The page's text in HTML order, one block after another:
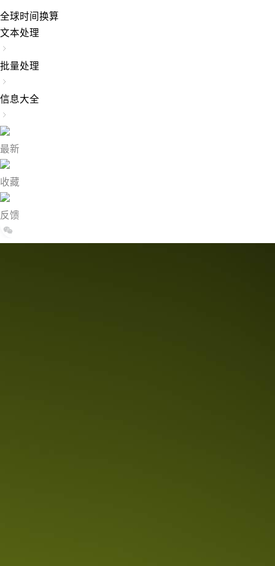
全球时间换算
文本处理
批量处理
信息大全
最新
收藏
反馈